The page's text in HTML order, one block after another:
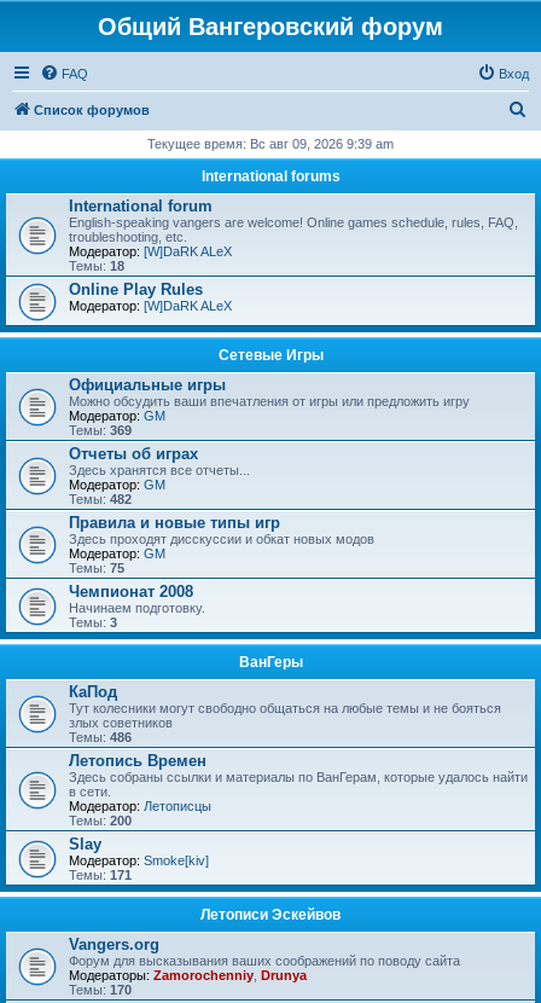
Общий Вангеровский форум
FAQ Вход
Список форумов
с
Текущее время: Вс авг 09, 2026 9:39 am
International forums
International forum
English-speaking vangers are welcome! Online games schedule, rules, FAQ,
troubleshooting, etc.
Модератор: [W]DaRK ALeX
Темы: 18
Online Play Rules
Модератор: [W]DaRK ALeX
Сетевые Игры
Официальные игры
Можно обсудить ваши впечатления от игры или предложить игру
Модератор: GM
Темы: 369
Отчеты об играх
Здесь хранятся все отчеты...
Модератор: GM
Темы: 482
Правила и новые типы игр
Здесь проходят дисскуссии и обкат новых модов
Модератор: GM
Темы: 75
Чемпионат 2008
Начинаем подготовку.
Темы: 3
ВанГеры
КаПод
Тут колесники могут свободно общаться на любые темы и не бояться
злых советников
Темы: 486
Летопись Времен
Здесь собраны ссылки и материалы по ВанГерам, которые удалось найти
в сети.
Модератор: Летописцы
Темы: 200
Slay
Модератор: Smoke[kiv]
Темы: 171
Летописи Эскейвов
Vangers.org
Форум для высказывания ваших соображений по поводу сайта
Модераторы: Zamorochenniy Drunya
Темы: 170